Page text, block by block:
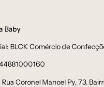
Baby
BLCK Comércio de
Coronel Manoel Py, 73.